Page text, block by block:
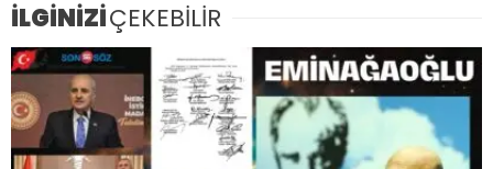
İLGİNİZİÇEKEBİLİR